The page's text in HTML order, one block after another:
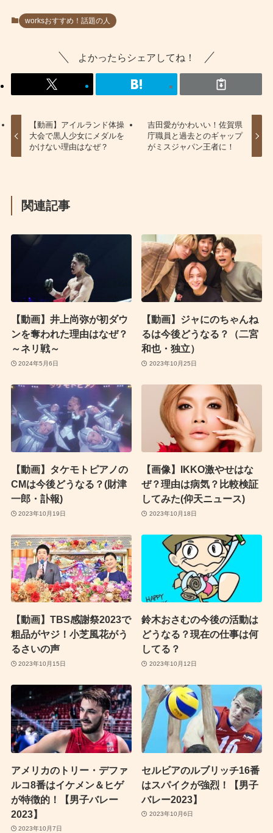
worksおすすめ！話題の人
よかったらシェアしてね！
【動画】アイルランド体操
大会で黒人少女にメダルを
かけない理由はなぜ？
吉田愛がかわいい！佐賀県
庁職員と過去とのギャップ
がミスジャパン王者に！
関連記事
【動画】井上尚弥が初ダウ
ンを奪われた理由はなぜ？
～ネリ戦～
2024年5月6日
【動画】ジャにのちゃんね
るは今後どうなる？（二宮
和也・独立）
2023年10月25日
【動画】タケモトピアノの
CMは今後どうなる？(財津
一郎・訃報)
2023年10月19日
【画像】IKKO激やせはな
ぜ？理由は病気？比較検証
してみた(仰天ニュース)
2023年10月18日
【動画】TBS感謝祭2023で
粗品がヤジ！小芝風花がう
るさいの声
2023年10月15日
鈴木おさむの今後の活動は
どうなる？現在の仕事は何
してる？
2023年10月12日
アメリカのトリー・デファ
ルコ8番はイケメン＆ヒゲ
が特徴的！【男子バレー
2023】
2023年10月7日
セルビアのルブリッチ16番
はスパイクが強烈！【男子
バレー2023】
2023年10月6日